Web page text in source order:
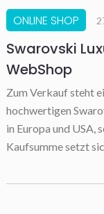
ONLINE SHOP
Swarovski
WebShop
Zum Verkauf steht
hochwertigen
in Europa und USA,
Kaufsumme setzt